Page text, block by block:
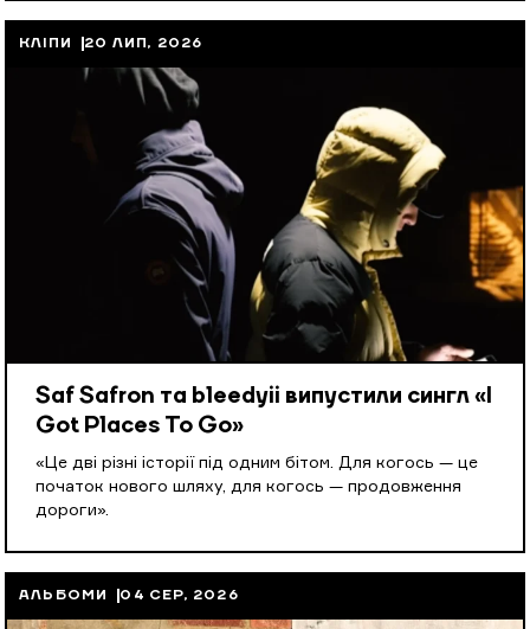
КЛІПИ 20 ЛИП, 2026
Saf Safron та bleedyii випустили сингл «I
Got Places To Go»
«Це дві різні історії під одним бітом. Для когось — це
початок нового шляху, для когось — продовження
дороги».
АЛЬБОМИ 04 СЕР, 2026